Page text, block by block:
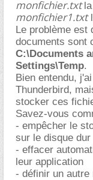
monfichier.txt
monfichier1.txt
Le problème est
documents sont
C:\Documents
Settings\Temp.
Bien entendu,
Thunderbird,
stocker ces
Savez-vous
- empêcher le
sur le disque dur
- effacer
leur application
- définir un autre